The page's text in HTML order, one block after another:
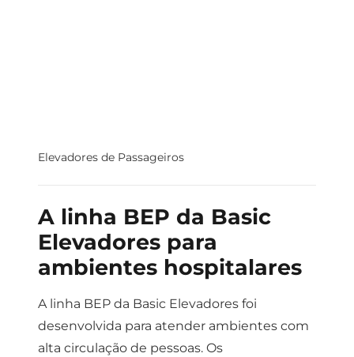
Elevadores de Passageiros
A linha BEP da Basic
Elevadores para
ambientes hospitalares
A linha BEP da Basic Elevadores foi
desenvolvida para atender ambientes com
alta circulação de pessoas. Os